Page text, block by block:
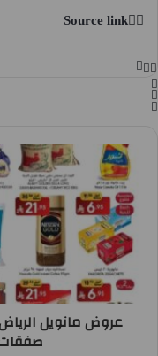
Source link